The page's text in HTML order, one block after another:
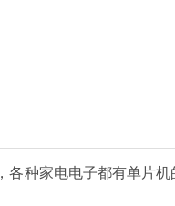
种家电电子都有单片